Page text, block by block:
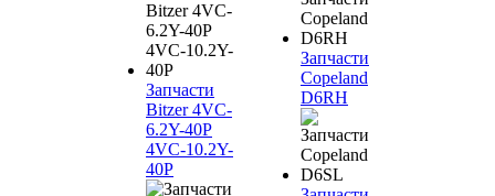
Запчасти
Bitzer 4VC-
6.2Y-40P
4VC-10.2Y-
40P
Запчасти
Copeland
D6RH